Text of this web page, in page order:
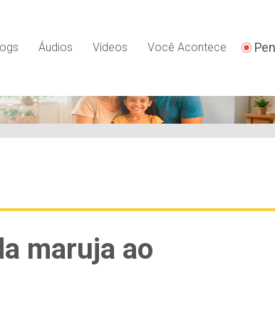
Áudios Vídeos Você Acontece
maruja ao